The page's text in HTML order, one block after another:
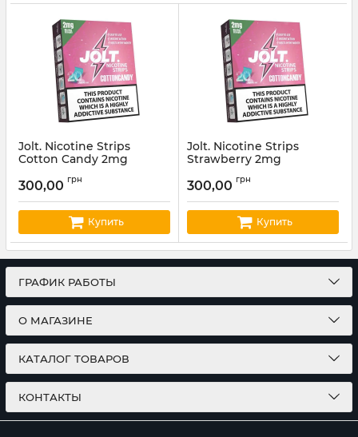
Jolt. Nicotine Strips
Cotton Candy 2mg
300,00 грн
Купить
Jolt. Nicotine Strips
Strawberry 2mg
300,00 грн
Купить
ГРАФИК РАБОТЫ
О МАГАЗИНЕ
КАТАЛОГ ТОВАРОВ
КОНТАКТЫ